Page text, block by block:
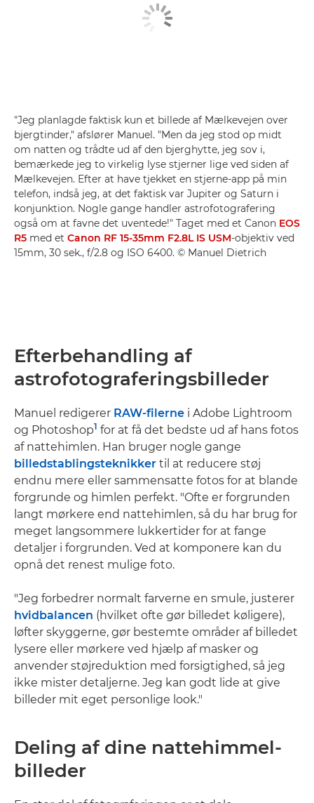
"Jeg planlagde faktisk kun et billede af Mælkevejen over
bjergtinder," afslører Manuel. "Men da jeg stod op midt
om natten og trådte ud af den bjerghytte, jeg sov i,
bemærkede jeg to virkelig lyse stjerner lige ved siden af
Mælkevejen. Efter at have tjekket en stjerne-app på min
telefon, indså jeg, at det faktisk var Jupiter og Saturn i
konjunktion. Nogle gange handler astrofotografering
også om at favne det uventede!" Taget med et Canon EOS
R5 med et Canon RF 15-35mm F2.8L IS USM-objektiv ved
15mm, 30 sek., f/2.8 og ISO 6400. © Manuel Dietrich
Efterbehandling af
astrofotograferingsbilleder
Manuel redigerer RAW-filerne i Adobe Lightroom
og Photoshop1 for at få det bedste ud af hans fotos
af nattehimlen. Han bruger nogle gange
billedstablingsteknikker til at reducere støj
endnu mere eller sammensatte fotos for at blande
forgrunde og himlen perfekt. "Ofte er forgrunden
langt mørkere end nattehimlen, så du har brug for
meget langsommere lukkertider for at fange
detaljer i forgrunden. Ved at komponere kan du
opnå det renest mulige foto.
"Jeg forbedrer normalt farverne en smule, justerer
hvidbalancen (hvilket ofte gør billedet køligere),
løfter skyggerne, gør bestemte områder af billedet
lysere eller mørkere ved hjælp af masker og
anvender støjreduktion med forsigtighed, så jeg
ikke mister detaljerne. Jeg kan godt lide at give
billeder mit eget personlige look."
Deling af dine nattehimmel-
billeder